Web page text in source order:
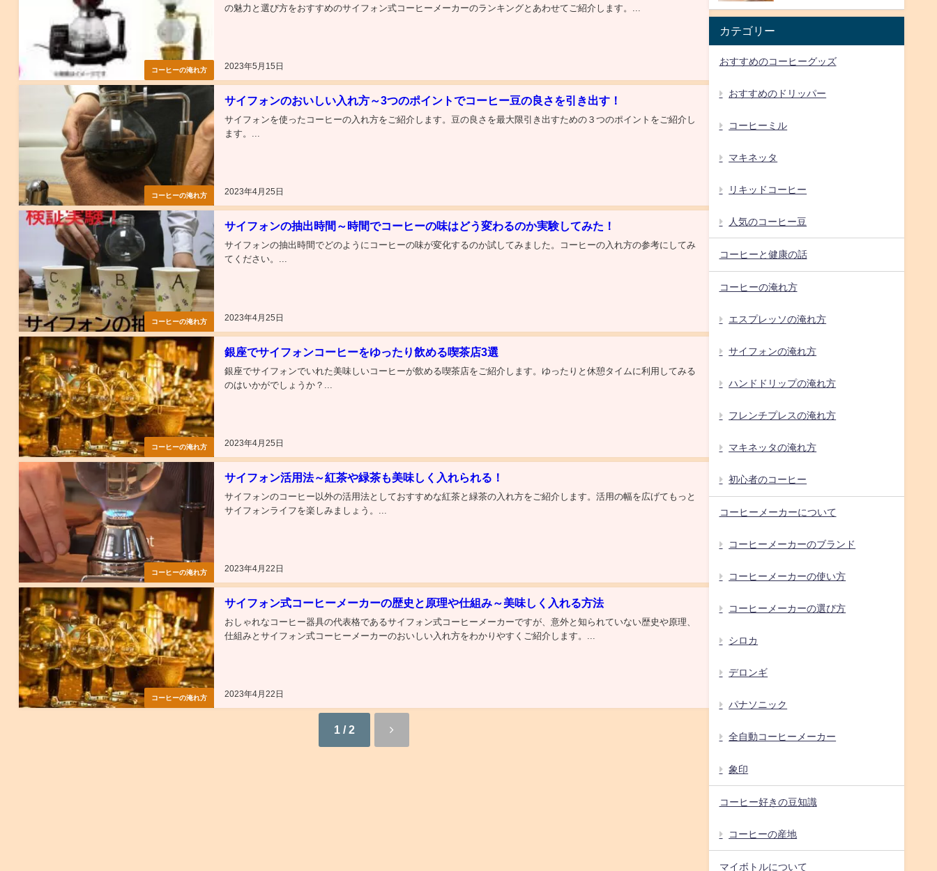
コーヒーの淹れ方 2023年5月15日
の魅力と選び方をおすすめのサイフォン式コーヒーメーカーのランキングとあわせてご紹介します。...
コーヒーの淹れ方
サイフォンのおいしい入れ方～3つのポイントでコーヒー豆の良さを引き出す！
2023年4月25日
サイフォンを使ったコーヒーの入れ方をご紹介します。豆の良さを最大限引き出すための３つのポイントをご紹介し
ます。...
コーヒーの淹れ方
サイフォンの抽出時間～時間でコーヒーの味はどう変わるのか実験してみた！
2023年4月25日
サイフォンの抽出時間でどのようにコーヒーの味が変化するのか試してみました。コーヒーの入れ方の参考にしてみ
てください。...
コーヒーの淹れ方
銀座でサイフォンコーヒーをゆったり飲める喫茶店3選
2023年4月25日
銀座でサイフォンでいれた美味しいコーヒーが飲める喫茶店をご紹介します。ゆったりと休憩タイムに利用してみる
のはいかがでしょうか？...
コーヒーの淹れ方
サイフォン活用法～紅茶や緑茶も美味しく入れられる！
2023年4月22日
サイフォンのコーヒー以外の活用法としておすすめな紅茶と緑茶の入れ方をご紹介します。活用の幅を広げてもっと
サイフォンライフを楽しみましょう。...
コーヒーの淹れ方
サイフォン式コーヒーメーカーの歴史と原理や仕組み～美味しく入れる方法
2023年4月22日
おしゃれなコーヒー器具の代表格であるサイフォン式コーヒーメーカーですが、意外と知られていない歴史や原理、
仕組みとサイフォン式コーヒーメーカーのおいしい入れ方をわかりやすくご紹介します。...
1 / 2
カテゴリー
おすすめのコーヒーグッズ
おすすめのドリッパー
コーヒーミル
マキネッタ
リキッドコーヒー
人気のコーヒー豆
コーヒーと健康の話
コーヒーの淹れ方
エスプレッソの淹れ方
サイフォンの淹れ方
ハンドドリップの淹れ方
フレンチプレスの淹れ方
マキネッタの淹れ方
初心者のコーヒー
コーヒーメーカーについて
コーヒーメーカーのブランド
コーヒーメーカーの使い方
コーヒーメーカーの選び方
シロカ
デロンギ
パナソニック
全自動コーヒーメーカー
象印
コーヒー好きの豆知識
コーヒーの産地
マイボトルについて